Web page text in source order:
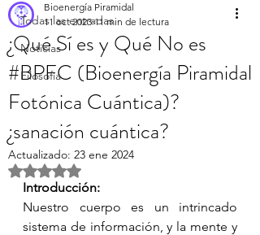
Todas las entradas
Noticias
Filosofía
¿Qué Sí es y Qué No es
#BPFC (Bioenergía Piramidal
Fotónica Cuántica)?
¿sanación cuántica?
Bioenergía Piramidal
11 oct 2023 11 min de lectura
Actualizado: 23 ene 2024
Obtuvo NaN de 5 estrellas.
Introducción:
Nuestro cuerpo es un intrincado
sistema de información, y la mente y